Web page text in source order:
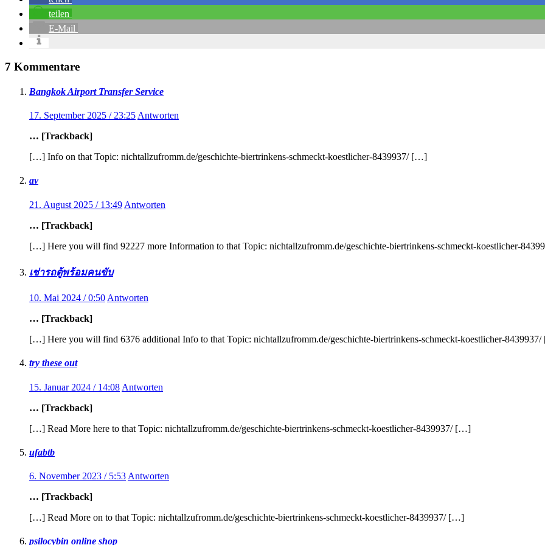
teilen
E-Mail
7 Kommentare
Bangkok Airport Transfer Service
17. September 2025 / 23:25 Antworten
… [Trackback]
[…] Info on that Topic: nichtallzufromm.de/geschichte-biertrinkens-schmeckt-koestlicher-8439937/ […]
av
21. August 2025 / 13:49 Antworten
… [Trackback]
[…] Here you will find 92227 more Information to that Topic: nichtallzufromm.de/geschichte-biertrinkens-schmeckt-koestlicher-
เช่ารถตู้พร้อมคนขับ
10. Mai 2024 / 0:50 Antworten
… [Trackback]
[…] Here you will find 6376 additional Info to that Topic: nichtallzufromm.de/geschichte-biertrinkens-schmeckt-koestlicher-
try these out
15. Januar 2024 / 14:08 Antworten
… [Trackback]
[…] Read More here to that Topic: nichtallzufromm.de/geschichte-biertrinkens-schmeckt-koestlicher-8439937/ […]
ufabtb
6. November 2023 / 5:53 Antworten
… [Trackback]
[…] Read More on to that Topic: nichtallzufromm.de/geschichte-biertrinkens-schmeckt-koestlicher-8439937/ […]
psilocybin online shop​